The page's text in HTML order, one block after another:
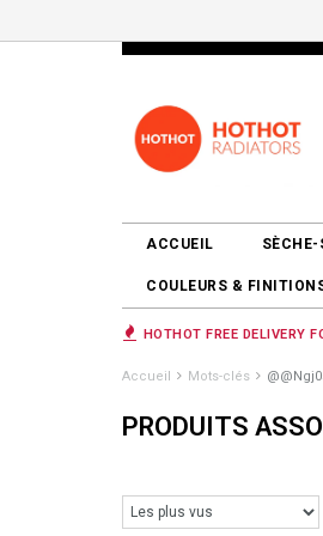
ACCUEIL SÈCHE-
COULEURS &
HOTHOT FREE DELIVERY
Accueil Mots-clés
PRODUITS